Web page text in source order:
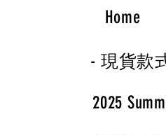
Home
- 現貨款
2025